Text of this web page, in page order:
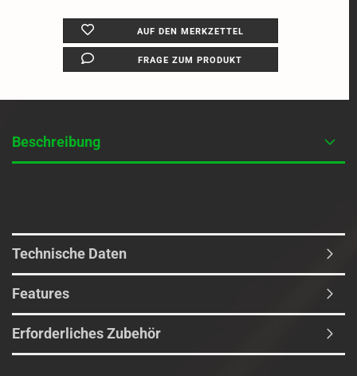
AUF DEN MERKZETTEL
FRAGE ZUM PRODUKT
Beschreibung
Technische Daten
Features
Erforderliches Zubehör